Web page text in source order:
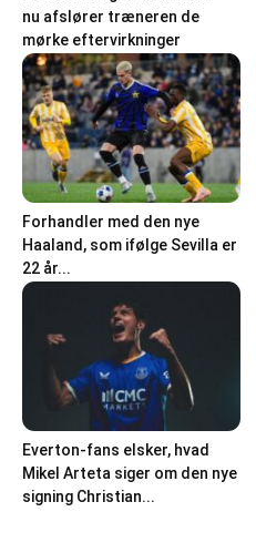
nu afslører træneren de
mørke eftervirkninger
Forhandler med den nye
Haaland, som ifølge Sevilla er
22 år...
Everton-fans elsker, hvad
Mikel Arteta siger om den nye
signing Christian...